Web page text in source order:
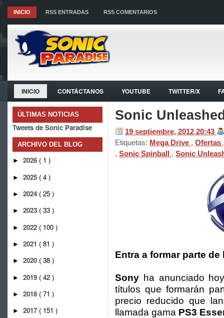
INICIO RSS ENTRADAS RSS COMENTARIOS
INICIO CONTÁCTANOS YOUTUBE TWITTER/X
ÚLTIMAS NOTICIAS
Tweets de Sonic Paradise
ARCHIVO DEL BLOG
► 2026 ( 1 )
► 2025 ( 4 )
► 2024 ( 25 )
► 2023 ( 33 )
► 2022 ( 100 )
► 2021 ( 81 )
► 2020 ( 38 )
► 2019 ( 42 )
► 2018 ( 71 )
► 2017 ( 151 )
Sonic
19 septiembre, 2012 20:43
Etiquetas: Mega Drive , Ofertas
, Sonic Spinball , Sonic
Entra a formar parte
Sony ha anunciado
títulos que formarán
precio reducido que
llamada gama PS3